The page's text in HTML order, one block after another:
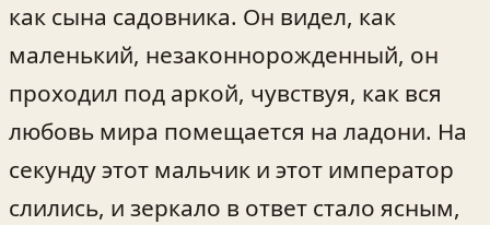
как сына садовника. Он видел, как
маленький, незаконнорожденный, он
проходил под аркой, чувствуя, как вся
любовь мира помещается на ладони. На
секунду этот мальчик и этот император
слились, и зеркало в ответ стало ясным,